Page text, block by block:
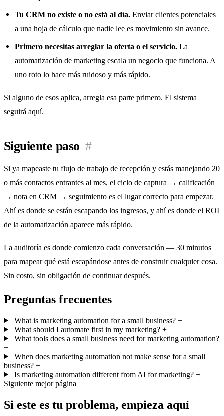
Tu CRM no existe o no está al día. Enviar clientes potenciales
a una hoja de cálculo que nadie lee es movimiento sin avance.
Primero necesitas arreglar la oferta o el servicio. La
automatización de marketing escala un negocio que funciona. A
uno roto lo hace más ruidoso y más rápido.
Si alguno de esos aplica, arregla esa parte primero. El sistema
seguirá aquí.
Siguiente paso #
Si ya mapeaste tu flujo de trabajo de recepción y estás manejando 20
o más contactos entrantes al mes, el ciclo de captura → calificación
→ nota en CRM → seguimiento es el lugar correcto para empezar.
Ahí es donde se están escapando los ingresos, y ahí es donde el ROI
de la automatización aparece más rápido.
La auditoría es donde comienzo cada conversación — 30 minutos
para mapear qué está escapándose antes de construir cualquier cosa.
Sin costo, sin obligación de continuar después.
Preguntas frecuentes
What is marketing automation for a small business? +
What should I automate first in my marketing? +
What tools does a small business need for marketing automation?
+
When does marketing automation not make sense for a small
business? +
Is marketing automation different from AI for marketing? +
Siguiente mejor página
Si este es tu problema, empieza aquí